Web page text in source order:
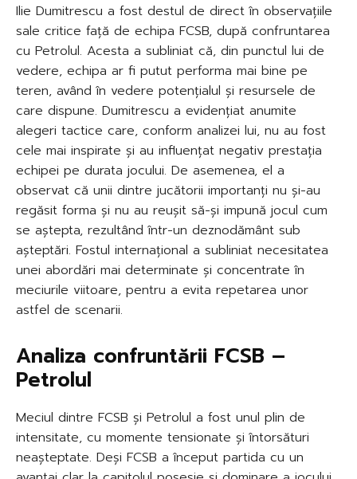
Ilie Dumitrescu a fost destul de direct în observațiile
sale critice față de echipa FCSB, după confruntarea
cu Petrolul. Acesta a subliniat că, din punctul lui de
vedere, echipa ar fi putut performa mai bine pe
teren, având în vedere potențialul și resursele de
care dispune. Dumitrescu a evidențiat anumite
alegeri tactice care, conform analizei lui, nu au fost
cele mai inspirate și au influențat negativ prestația
echipei pe durata jocului. De asemenea, el a
observat că unii dintre jucătorii importanți nu și-au
regăsit forma și nu au reușit să-și impună jocul cum
se aștepta, rezultând într-un deznodământ sub
așteptări. Fostul internațional a subliniat necesitatea
unei abordări mai determinate și concentrate în
meciurile viitoare, pentru a evita repetarea unor
astfel de scenarii.
Analiza confruntării FCSB –
Petrolul
Meciul dintre FCSB și Petrolul a fost unul plin de
intensitate, cu momente tensionate și întorsături
neașteptate. Deși FCSB a început partida cu un